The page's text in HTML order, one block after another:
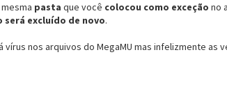
pasta que você colocou como exceção no
será excluído de novo.
vírus nos arquivos do MegaMU mas infelizmente as